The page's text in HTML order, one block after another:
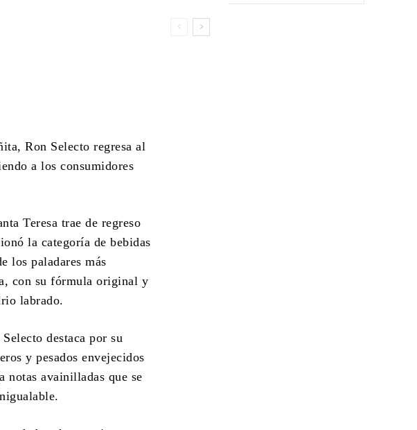
Ron Selecto regresa al
a los consumidores
Teresa trae de regreso
la categoría de bebidas
los paladares más
con su fórmula original y
labrado.
destaca por su
y pesados envejecidos
notas avainilladas que se